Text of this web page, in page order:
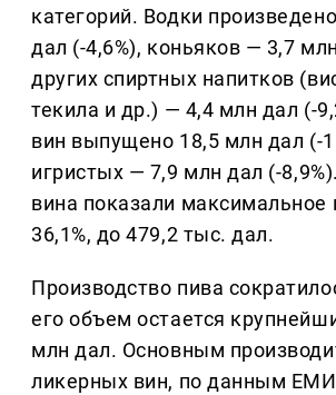
категорий. Водки
дал (-4,6%), коньяков — 3,7
других спиртных напитков
текила и др.) — 4,4 млн дал (-
вин выпущено 18,5 млн дал (-
игристых — 7,9 млн дал (-
вина показали максимальное
36,1%, до 479,2 тыс. дал.
Производство пива
его объем остается
млн дал. Основным
ликерных вин, по данным